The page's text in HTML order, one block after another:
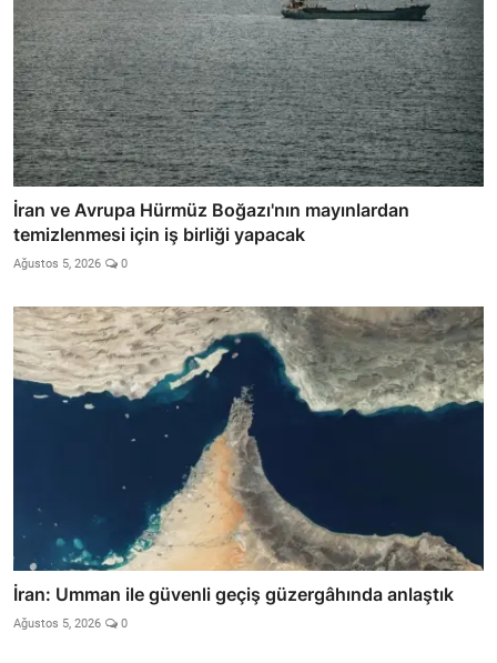
İran ve Avrupa Hürmüz Boğazı'nın mayınlardan
temizlenmesi için iş birliği yapacak
Ağustos 5, 2026 0
İran: Umman ile güvenli geçiş güzergâhında anlaştık
Ağustos 5, 2026 0